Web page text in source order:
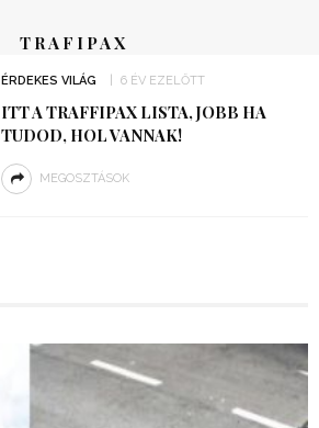
TRAFIPAX
ÉRDEKES VILÁG 6 ÉV EZELŐTT
ITT A TRAFFIPAX LISTA, JOBB HA
TUDOD, HOL VANNAK!
MEGOSZTÁSOK